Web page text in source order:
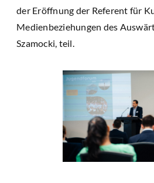
der Eröffnung der Referent für
Medienbeziehungen des
Szamocki, teil.